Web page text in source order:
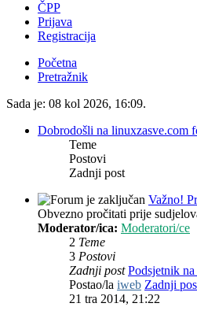
ČPP
Prijava
Registracija
Početna
Pretražnik
Sada je: 08 kol 2026, 16:09.
Dobrodošli na linuxzasve.com
Teme
Postovi
Zadnji post
Važno!
Obvezno pročitati prije
Moderator/ica: Moderatori/ce
2 Teme
3 Postovi
Zadnji post Podsjetnik
Postao/la iweb Zadnji
21 tra 2014, 21:22